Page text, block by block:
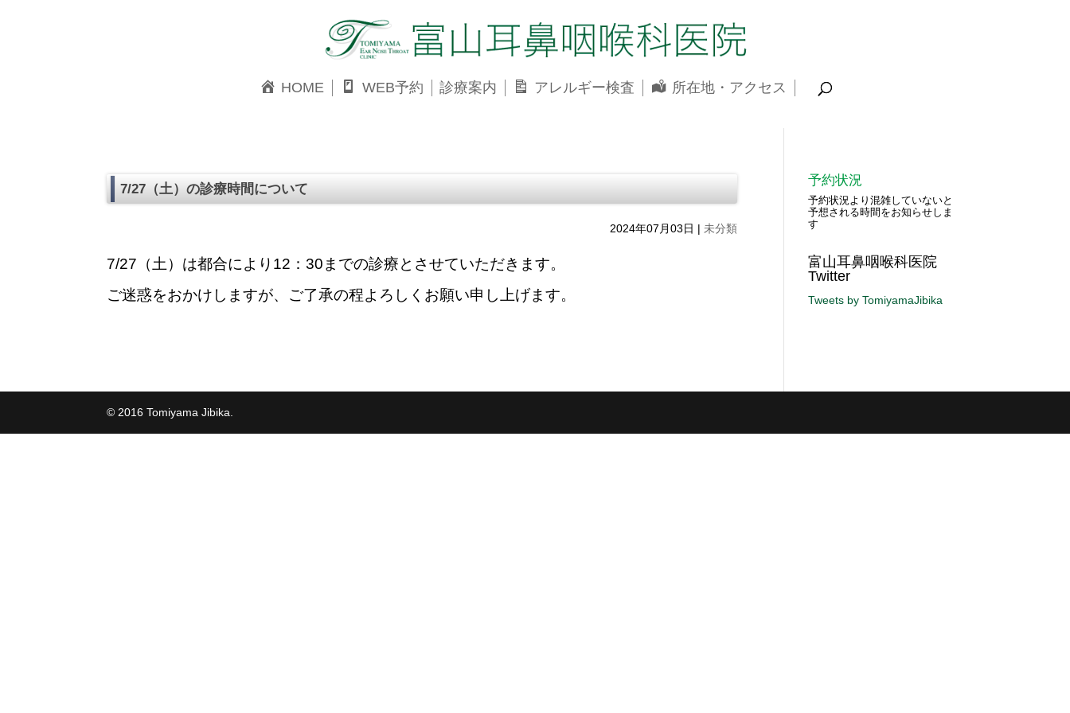
HOME WEB予約 診療案内 アレルギー検査 所在地・アクセス
7/27（土）の診療時間について
2024年07月03日 | 未分類
7/27（土）は都合により12：30までの診療とさせていただきます。
ご迷惑をおかけしますが、ご了承の程よろしくお願い申し上げます。
予約状況
予約状況より混雑していないと
予想される時間をお知らせしま
す
富山耳鼻咽喉科医院
Twitter
Tweets by TomiyamaJibika
© 2016 Tomiyama Jibika.